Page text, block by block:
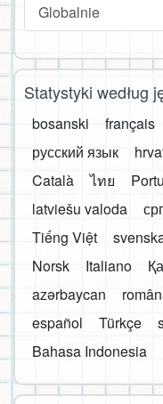
Globalnie
Statystyki według
bosanski français
русский язык
Català
ไทย
latviešu valoda
Tiếng Việt
Norsk
Italiano
azərbaycan
español
Türkçe
Bahasa Indonesia